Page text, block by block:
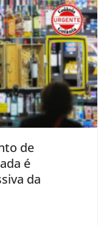
de
é
da